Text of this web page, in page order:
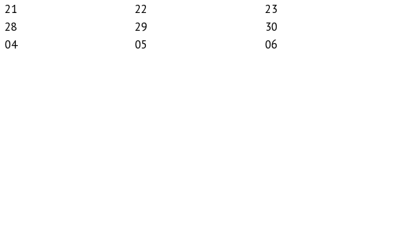
21 22
23
28 29
30
04 05 06